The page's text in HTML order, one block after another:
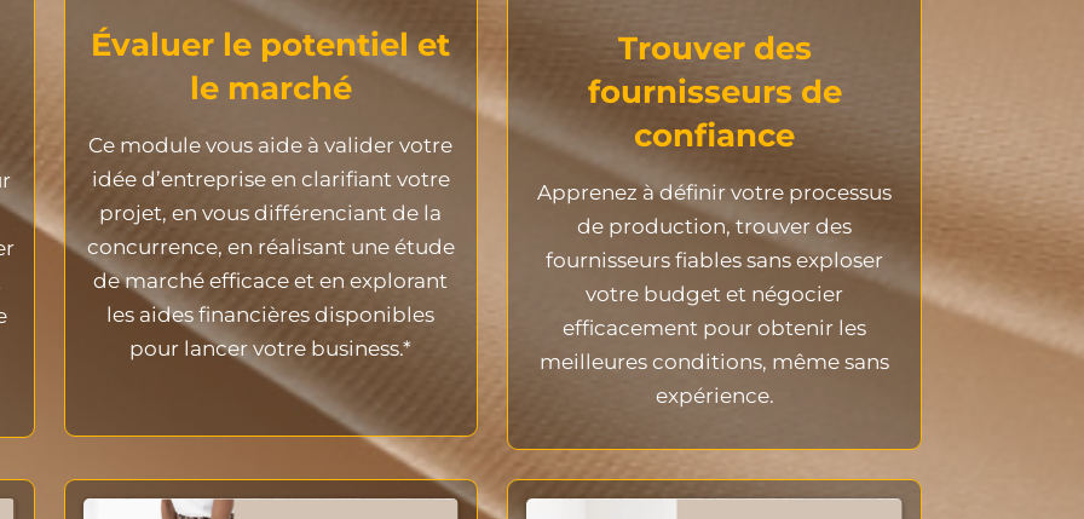
Évaluer le potentiel et
le marché
Ce module vous aide à valider votre
idée d’entreprise en clarifiant votre
projet, en vous différenciant de la
concurrence, en réalisant une étude
de marché efficace et en explorant
les aides financières disponibles
pour lancer votre business.*
Trouver des
fournisseurs de
confiance
Apprenez à définir votre processus
de production, trouver des
fournisseurs fiables sans exploser
votre budget et négocier
efficacement pour obtenir les
meilleures conditions, même sans
expérience.